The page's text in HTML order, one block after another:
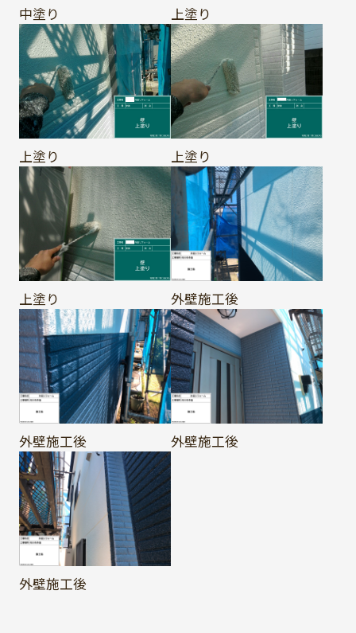
中塗り 上塗り
上塗り 上塗り
上塗り 外壁施工後
外壁施工後 外壁施工後
外壁施工後